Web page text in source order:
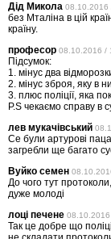
Дід Микола 08.10.2016
без Мталіна в цій
країну.
професор 08.10.2016 /
Підсумок:
1. мінус два
2. мінус зброя, яку в
3. плюс поліції, яка
Р.S чекаємо справу в
лев мукачівський
Се були артурові
загребли ще багато
Вуйко семен
До чого тут
дуже молоді
лоці печене
Так це добре що